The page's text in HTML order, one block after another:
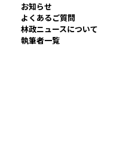
お知らせ
よくあるご質問
林政ニュースについて
執筆者一覧